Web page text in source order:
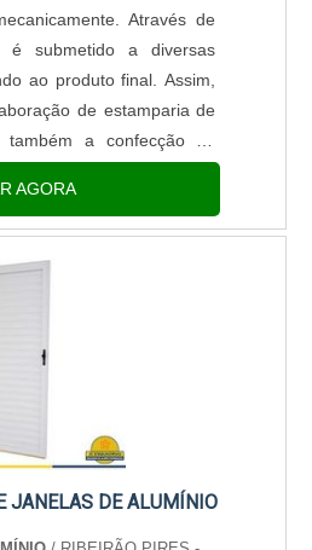
Através de
é submetido a diversas
ao produto final. Assim,
de estamparia de
a confecção de
ESTAMPOS
geral, o estampo tipo
AGORA
JANELAS DE ALUMÍNIO